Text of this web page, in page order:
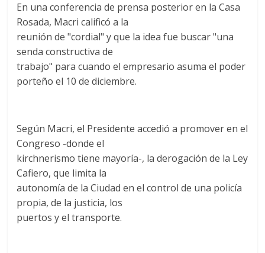
En una conferencia de prensa posterior en la Casa
Rosada, Macri calificó a la
reunión de "cordial" y que la idea fue buscar "una
senda constructiva de
trabajo" para cuando el empresario asuma el poder
porteño el 10 de diciembre.
Según Macri, el Presidente accedió a promover en el
Congreso -donde el
kirchnerismo tiene mayoría-, la derogación de la Ley
Cafiero, que limita la
autonomía de la Ciudad en el control de una policía
propia, de la justicia, los
puertos y el transporte.